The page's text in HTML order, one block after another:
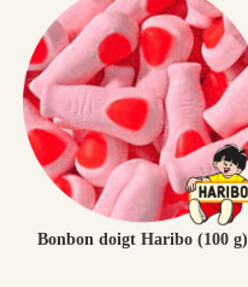
Bonbon doigt Haribo (100 g)​